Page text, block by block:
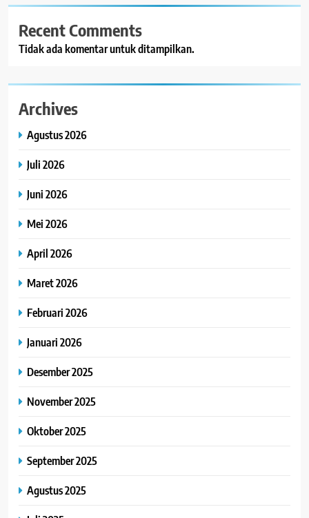
Recent Comments
Tidak ada komentar untuk ditampilkan.
Archives
Agustus 2026
Juli 2026
Juni 2026
Mei 2026
April 2026
Maret 2026
Februari 2026
Januari 2026
Desember 2025
November 2025
Oktober 2025
September 2025
Agustus 2025